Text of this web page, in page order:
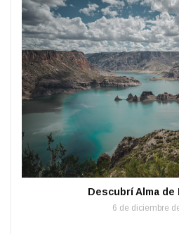
Descubrí Alma de
6 de diciembre